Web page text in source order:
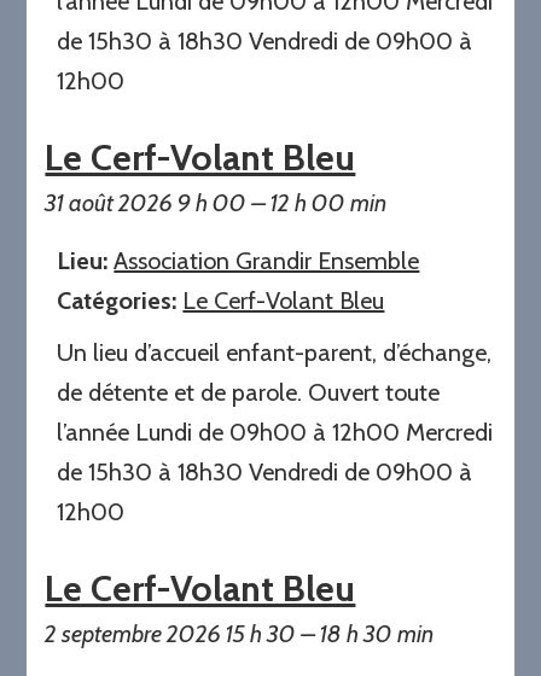
de 15h30 à 18h30 Vendredi de 09h00 à
12h00
Le Cerf-Volant Bleu
31 août 2026 9 h 00 –12 h 00 min
Lieu: Association Grandir Ensemble
Catégories: Le Cerf-Volant Bleu
Un lieu d’accueil enfant-parent, d’échange,
de détente et de parole. Ouvert toute
l’année Lundi de 09h00 à 12h00 Mercredi
de 15h30 à 18h30 Vendredi de 09h00 à
12h00
Le Cerf-Volant Bleu
2 septembre 2026 15 h 30 –18 h 30 min